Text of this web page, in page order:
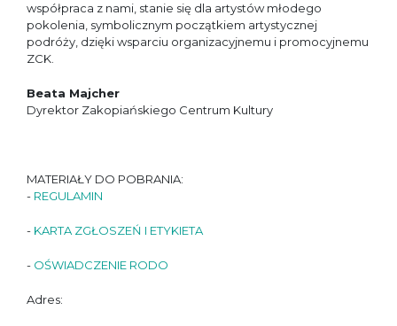
współpraca z nami, stanie się dla artystów młodego
pokolenia, symbolicznym początkiem artystycznej
podróży, dzięki wsparciu organizacyjnemu i promocyjnemu
ZCK.
Beata Majcher
Dyrektor Zakopiańskiego Centrum Kultury
MATERIAŁY DO POBRANIA:
- REGULAMIN
- KARTA ZGŁOSZEŃ I ETYKIETA
- OŚWIADCZENIE RODO
Adres: